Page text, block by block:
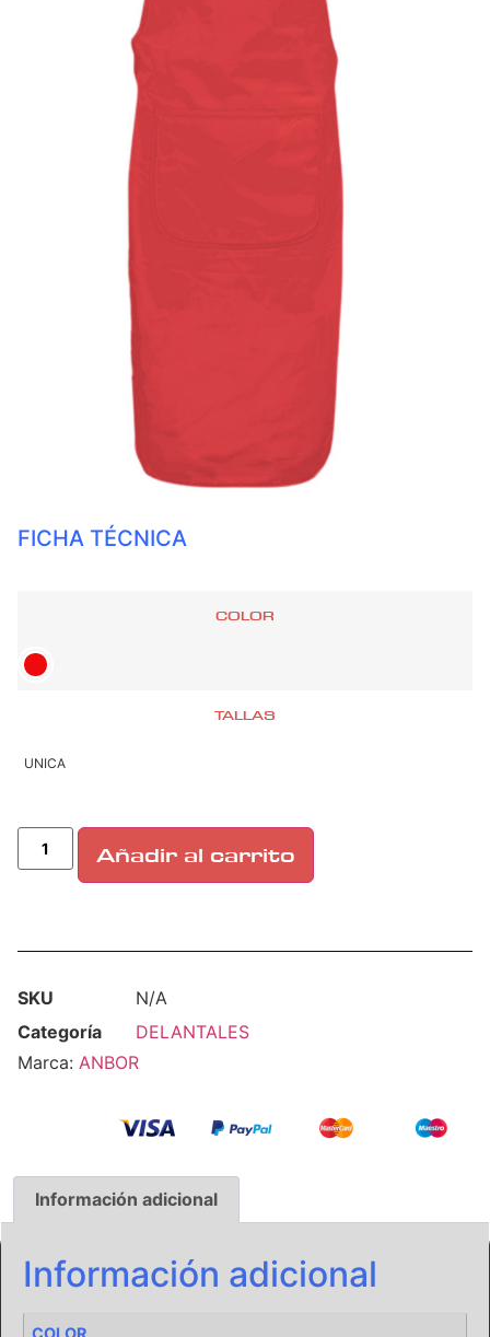
FICHA TÉCNICA
COLOR
TALLAS
UNICA
Añadir al carrito
SKU
N/A
Categoría
DELANTALES
Marca: ANBOR
Información adicional
Información adicional